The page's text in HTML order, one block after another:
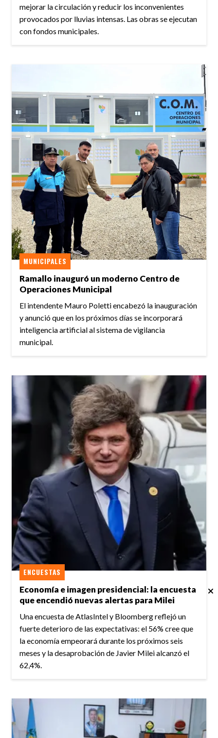
mejorar la circulación y reducir los inconvenientes
provocados por lluvias intensas. Las obras se ejecutan
con fondos municipales.
Ramallo inauguró un moderno Centro de
Operaciones Municipal
MUNICIPALES
El intendente Mauro Poletti encabezó la inauguración
y anunció que en los próximos días se incorporará
inteligencia artificial al sistema de vigilancia
municipal.
Economía e imagen presidencial: la encuesta
que encendió nuevas alertas para Milei
ENCUESTAS
Una encuesta de AtlasIntel y Bloomberg reflejó un
fuerte deterioro de las expectativas: el 56% cree que
la economía empeorará durante los próximos seis
meses y la desaprobación de Javier Milei alcanzó el
62,4%.